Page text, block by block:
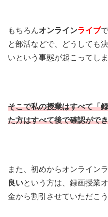
もちろんオンラインライブ
と部活などで、どうしても
いという事態が起こってしま
そこで私の授業はすべて「
た方はすべて後で確認がで
また、初めからオンライン
良いという方は、録画授業
金から割引させていただこう